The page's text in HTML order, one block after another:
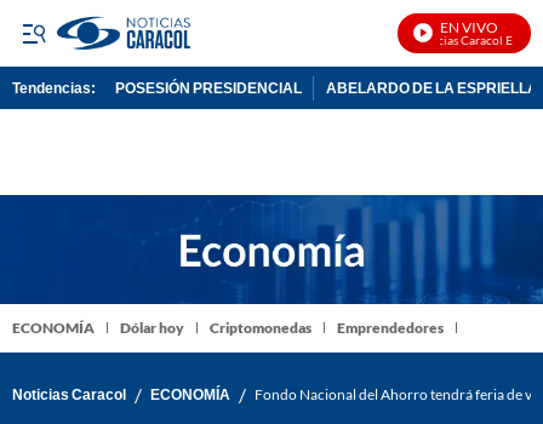
EN VIVO
Noticias Caracol En Vivo
Tendencias: POSESIÓN PRESIDENCIAL ABELARDO DE LA ESPRIELLA
ECONOMÍA Dólar hoy Criptomonedas Emprendedores
Noticias Caracol / ECONOMÍA / Fondo Nacional del Ahorro tendrá feria de